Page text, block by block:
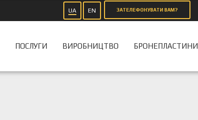
UA EN ЗАТЕЛЕФОНУВАТИ ВАМ?
ПОСЛУГИ ВИРОБНИЦТВО БРОНЕПЛАСТИНИ